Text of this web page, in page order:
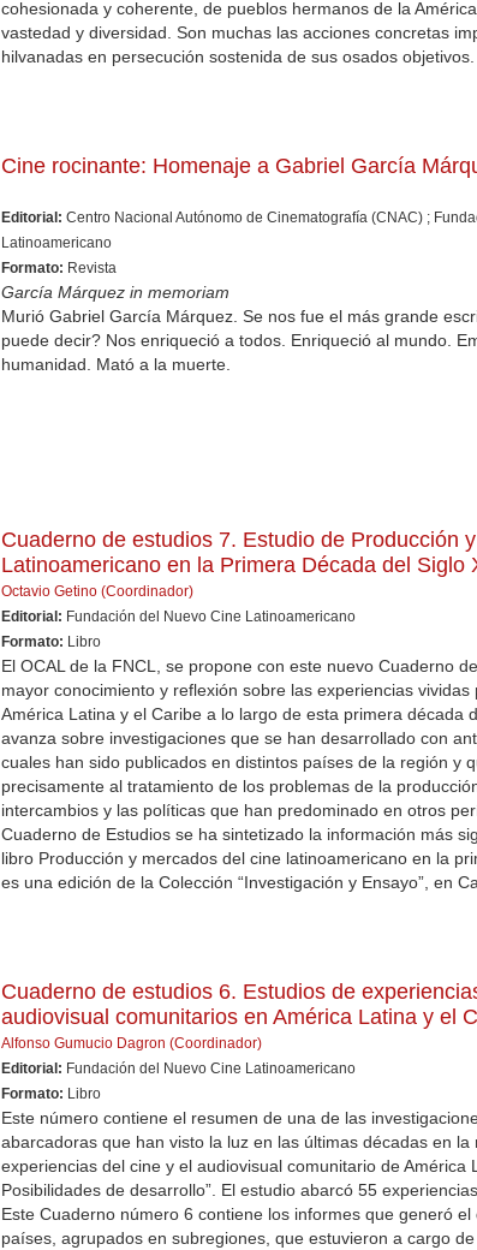
cohesionada y coherente, de pueblos hermanos de la
vastedad y diversidad. Son muchas las acciones concretas
hilvanadas en persecución sostenida de sus osados objetivos.
Cine rocinante: Homenaje a Gabriel García
Editorial: Centro Nacional Autónomo de Cinematografía (CNAC) ;
Latinoamericano
Formato: Revista
García Márquez in memoriam
Murió Gabriel García Márquez. Se nos fue el más grande
puede decir? Nos enriqueció a todos. Enriqueció al mundo.
humanidad. Mató a la muerte.
Cuaderno de estudios 7. Estudio de Producción
Latinoamericano en la Primera Década del Siglo
Octavio Getino (Coordinador)
Editorial: Fundación del Nuevo Cine Latinoamericano
Formato: Libro
El OCAL de la FNCL, se propone con este nuevo Cuaderno
mayor conocimiento y reflexión sobre las experiencias
América Latina y el Caribe a lo largo de esta primera década
avanza sobre investigaciones que se han desarrollado con
cuales han sido publicados en distintos países de la región y
precisamente al tratamiento de los problemas de la
intercambios y las políticas que han predominado en otros
Cuaderno de Estudios se ha sintetizado la información más
libro Producción y mercados del cine latinoamericano en la
es una edición de la Colección “Investigación y Ensayo”, en
Cuaderno de estudios 6. Estudios de
audiovisual comunitarios en América Latina y el
Alfonso Gumucio Dagron (Coordinador)
Editorial: Fundación del Nuevo Cine Latinoamericano
Formato: Libro
Este número contiene el resumen de una de las
abarcadoras que han visto la luz en las últimas décadas en la
experiencias del cine y el audiovisual comunitario de América
Posibilidades de desarrollo”. El estudio abarcó 55
Este Cuaderno número 6 contiene los informes que generó
países, agrupados en subregiones, que estuvieron a cargo